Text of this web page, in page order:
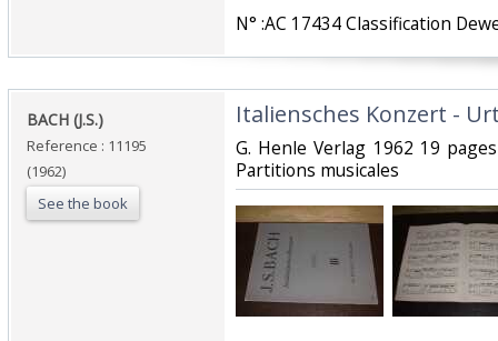
‎N° :AC 17434 Classification
‎BACH (J.S.)‎
Reference : 11195
(1962)
See the book
‎Italiensches Konzert -
‎G. Henle Verlag 1962 19
Partitions musicales‎